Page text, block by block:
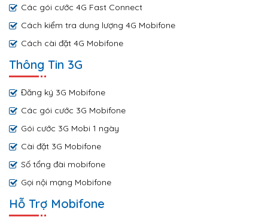
Các gói cước 4G Fast Connect
Cách kiểm tra dung lượng 4G Mobifone
Cách cài đặt 4G Mobifone
Thông Tin 3G
Đăng ký 3G Mobifone
Các gói cước 3G Mobifone
Gói cước 3G Mobi 1 ngày
Cài đặt 3G Mobifone
Số tổng đài mobifone
Gọi nội mạng Mobifone
Hỗ Trợ Mobifone